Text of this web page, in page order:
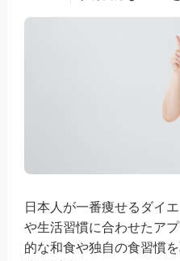
日本人が一番痩せるダイ
や生活習慣に合わせたア
的な和食や独自の食習慣